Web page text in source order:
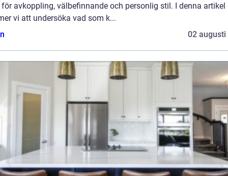
avkoppling, välbefinnande och personlig stil. I denna artikel
vi att undersöka vad som k...
02 augusti